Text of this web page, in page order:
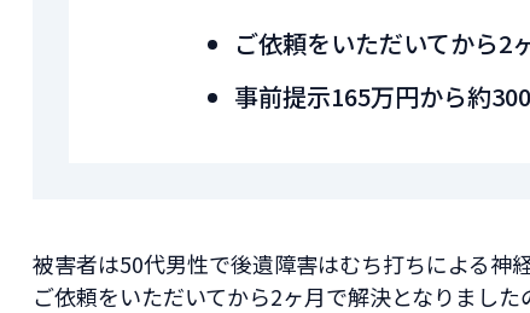
ご依頼をいただいてから2
事前提示165万円から約
被害者は50代男性で後遺障害はむち打ちによる神
ご依頼をいただいてから2ヶ月で解決となりまし